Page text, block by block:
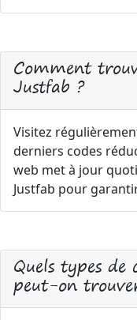
Comment
Justfab ?
Visitez
derniers codes
web met à jour
Justfab pour
Quels types
peut-on